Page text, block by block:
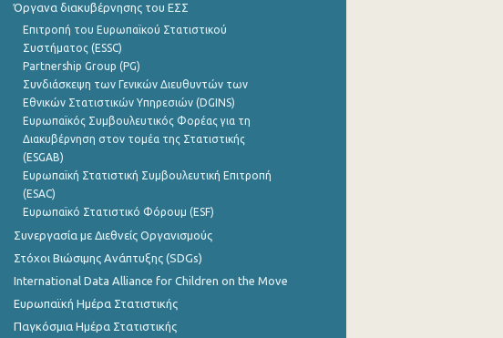
Όργανα διακυβέρνησης του ΕΣΣ
Επιτροπή του Ευρωπαϊκού Στατιστικού
Συστήματος (ESSC)
Partnership Group (PG)
Συνδιάσκεψη των Γενικών Διευθυντών των
Εθνικών Στατιστικών Υπηρεσιών (DGINS)
Ευρωπαϊκός Συμβουλευτικός Φορέας για τη
Διακυβέρνηση στον τομέα της Στατιστικής
(ESGAB)
Ευρωπαϊκή Στατιστική Συμβουλευτική Επιτροπή
(ESAC)
Ευρωπαϊκό Στατιστικό Φόρουμ (ESF)
Συνεργασία με Διεθνείς Οργανισμούς
Στόχοι Βιώσιμης Ανάπτυξης (SDGs)
International Data Alliance for Children on the Move
Ευρωπαϊκή Ημέρα Στατιστικής
Παγκόσμια Ημέρα Στατιστικής